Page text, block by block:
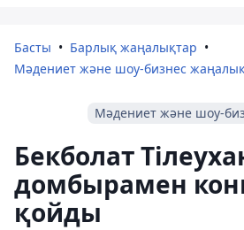
Басты
Барлық жаңалықтар
Мәдениет және шоу-бизнес
Мәдениет және шоу-
Бекболат
домбырамен
қойды